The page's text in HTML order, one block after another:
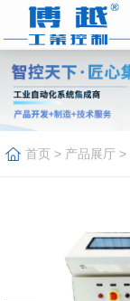
首页 > 产品展厅 >